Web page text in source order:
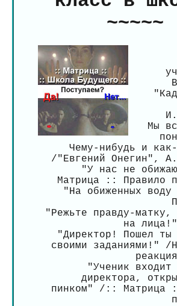
~~~~~
Мы
Чему-нибудь и
/"Евгений Онегин",
"У нас не
Матрица :: Правило
"На обиженных
"Режьте правду-матку,
на
"Директор! Пошел ты
своими заданиями!" /
"Ученик входит
директора,
пинком" /:: Матрица